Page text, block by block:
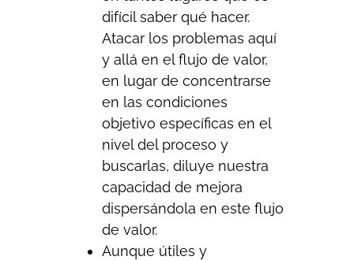
difícil saber qué hacer.
Atacar los problemas aquí
y allá en el flujo de valor,
en lugar de concentrarse
en las condiciones
objetivo específicas en el
nivel del proceso y
buscarlas, diluye nuestra
capacidad de mejora
dispersándola en este flujo
de valor.
Aunque útiles y